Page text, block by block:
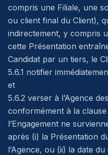
compris une Filiale, une
ou client final du Client),
indirectement, y compris
cette Présentation
Candidat par un tiers, le
5.6.1 notifier
et
5.6.2 verser à l’Agence
conformément à la
l’Engagement ne
après (i) la Présentation
l’Agence, ou (ii) la date